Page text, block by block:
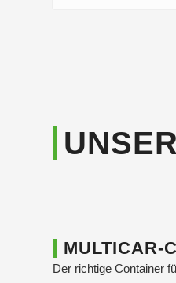
MULTICAR-
Der richtige Container